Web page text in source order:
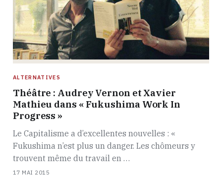
ALTERNATIVES
Théâtre : Audrey Vernon et Xavier
Mathieu dans « Fukushima Work In
Progress »
Le Capitalisme a d’excellentes nouvelles : «
Fukushima n’est plus un danger. Les chômeurs y
trouvent même du travail en …
17 MAI 2015